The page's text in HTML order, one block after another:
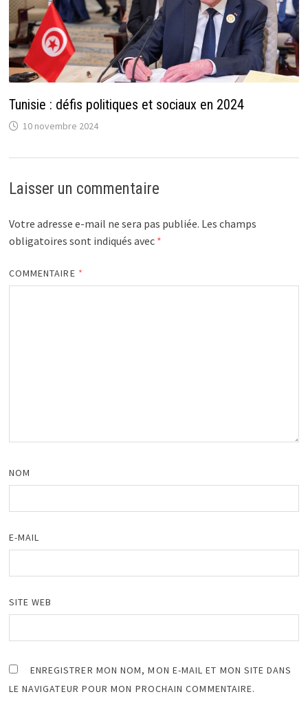
Tunisie : défis politiques et sociaux en 2024
10 novembre 2024
Laisser un commentaire
Votre adresse e-mail ne sera pas publiée. Les champs
obligatoires sont indiqués avec *
COMMENTAIRE *
NOM
E-MAIL
SITE WEB
ENREGISTRER MON NOM, MON E-MAIL ET MON SITE DANS
LE NAVIGATEUR POUR MON PROCHAIN COMMENTAIRE.